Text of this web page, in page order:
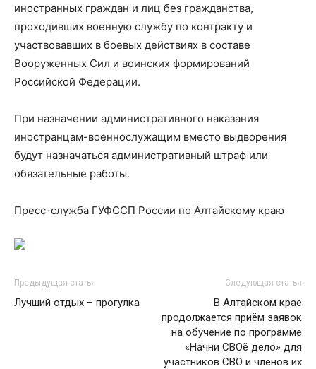
иностранных граждан и лиц без гражданства,
проходивших военную службу по контракту и
участвовавших в боевых действиях в составе
Вооруженных Сил и воинских формирований
Российской Федерации.
При назначении административного наказания
иностранцам-военнослужащим вместо выдворения
будут назначаться административный штраф или
обязательные работы.
Пресс-служба ГУФССП России по Алтайскому краю
Предыдущая статья
Лучший отдых – прогулка
Следующая статья
В Алтайском крае
продолжается приём заявок
на обучение по программе
«Начни СВОё дело» для
участников СВО и членов их